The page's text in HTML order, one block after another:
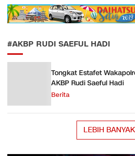
#AKBP RUDI SAEFUL HADI
Tongkat Estafet
AKBP Rudi Saeful Hadi
Berita
LEBIH BANYAK